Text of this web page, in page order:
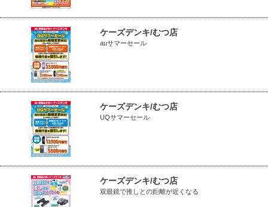
ケーズデンキ/むつ店
auサマーセール
ケーズデンキ/むつ店
UQサマーセール
ケーズデンキ/むつ店
双眼鏡で推しとの距離が近くなる